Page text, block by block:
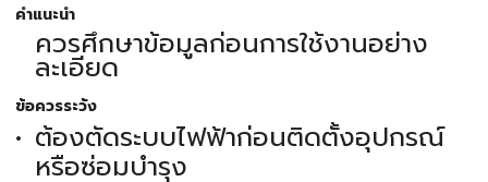
คำแนะนำ
ควรศึกษาข้อมูลก่อนการใช้งานอย่าง
ละเอียด
ข้อควรระวัง
ต้องตัดระบบไฟฟ้าก่อนติดตั้งอุปกรณ์
หรือซ่อมบำรุง